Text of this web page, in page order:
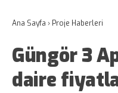
Ana Sayfa › Proje Haberleri
Güngör 3
daire